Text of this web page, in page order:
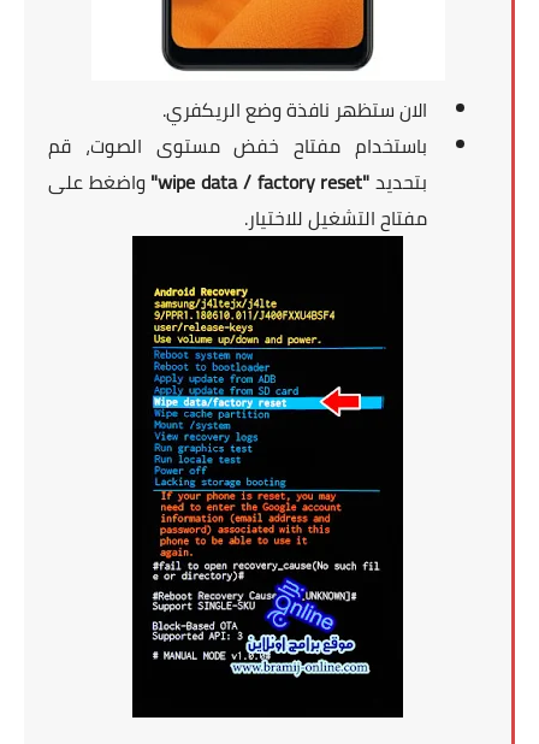
الان ستظهر نافذة وضع الريكفري.
باستخدام مفتاح خفض مستوى الصوت، قم
بتحديد"wipe data / factory reset"
واضغط على
مفتاح التشغيل للاختيار.